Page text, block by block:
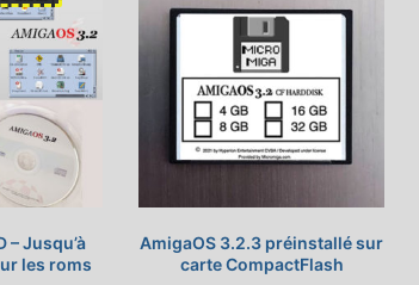
– Jusqu’à
les roms
AmigaOS 3.2.3 préinstallé sur
carte CompactFlash